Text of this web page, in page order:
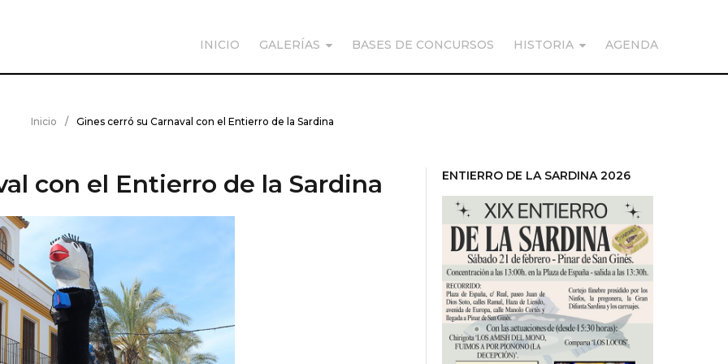
INICIO GALERÍAS BASES DE CONCURSOS HISTORIA AGENDA
Inicio / Gines cerró su Carnaval con el Entierro de la Sardina
con el Entierro de la Sardina ENTIERRO DE LA SARDINA 2026